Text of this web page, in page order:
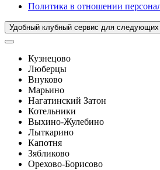
Политика в отношении
Удобный клубный сервис для следующих
Кузнецово
Люберцы
Внуково
Марьино
Нагатинский Затон
Котельники
Выхино-Жулебино
Лыткарино
Капотня
Зябликово
Орехово-Борисово